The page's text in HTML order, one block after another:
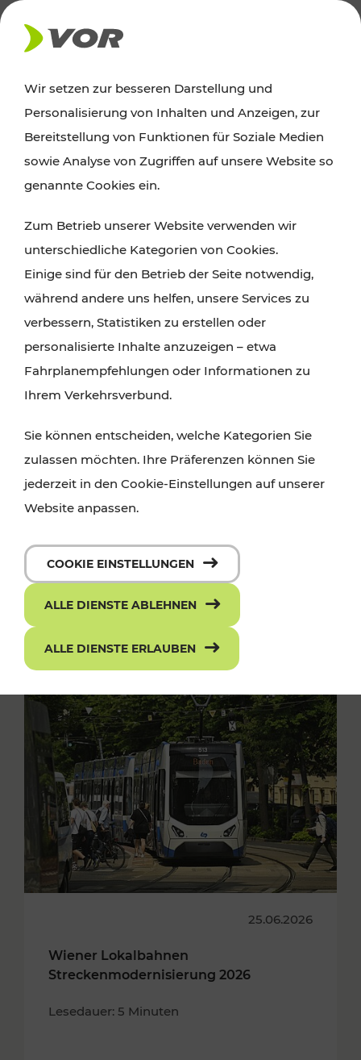
AKTUELLES
News
Alle wichtigen Meldungen zu Fahrplanänderungen,
finden Sie hier im Überblick.
25.06.2026
Wiener Lokalbahnen
Streckenmodernisierung 2026
Lesedauer: 5 Minuten
Wir setzen zur besseren Darstellung und
Personalisierung von Inhalten und Anzeigen, zur
Bereitstellung von Funktionen für Soziale Medien
sowie Analyse von Zugriffen auf unsere Website so
genannte Cookies ein.
Zum Betrieb unserer Website verwenden wir
unterschiedliche Kategorien von Cookies.
Einige sind für den Betrieb der Seite notwendig,
während andere uns helfen, unsere Services zu
verbessern, Statistiken zu erstellen oder
personalisierte Inhalte anzuzeigen – etwa
Fahrplanempfehlungen oder Informationen zu
Ihrem Verkehrsverbund.
Sie können entscheiden, welche Kategorien Sie
zulassen möchten. Ihre Präferenzen können Sie
jederzeit in den Cookie-Einstellungen auf unserer
Website anpassen.
COOKIE EINSTELLUNGEN
ALLE DIENSTE ABLEHNEN
ALLE DIENSTE ERLAUBEN